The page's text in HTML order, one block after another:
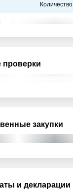
Количество
закупки
и декларации